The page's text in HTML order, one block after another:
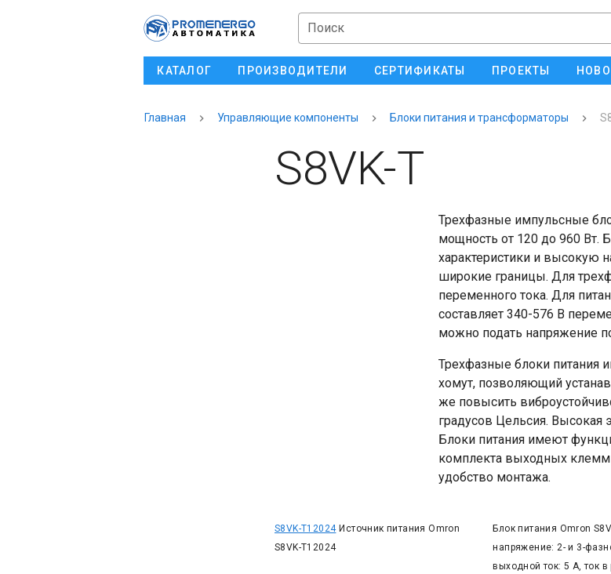
Поиск
КАТАЛОГ ПРОИЗВОДИТЕЛИ СЕРТИФИКАТЫ ПРОЕКТЫ
Главная Управляющие компоненты Блоки питания и трансформаторы
S8VK-T
Трехфазные импульсные
мощность от 120 до 960 Вт.
характеристики и высокую
широкие границы. Для
переменного тока. Для
составляет 340-576 В
можно подать напряжение
Трехфазные блоки питания
хомут, позволяющий
же повысить
градусов Цельсия. Высокая
Блоки питания имеют
комплекта выходных
удобство монтажа.
S8VK-T12024 Источник питания Omron
S8VK-T12024
Блок питания Omron
напряжение: 2- и 3-
выходной ток: 5 А, ток